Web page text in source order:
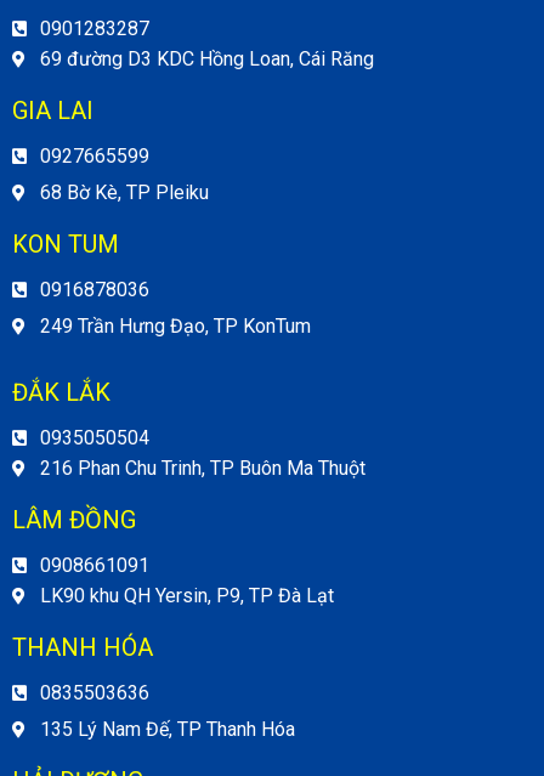
0901283287
69 đường D3 KDC Hồng Loan, Cái Răng
GIA LAI
0927665599
68 Bờ Kè, TP Pleiku
KON TUM
0916878036
249 Trần Hưng Đạo, TP KonTum
ĐẮK LẮK
0935050504
216 Phan Chu Trinh, TP Buôn Ma Thuột
LÂM ĐỒNG
0908661091
LK90 khu QH Yersin, P9, TP Đà Lạt
THANH HÓA
0835503636
135 Lý Nam Đế, TP Thanh Hóa